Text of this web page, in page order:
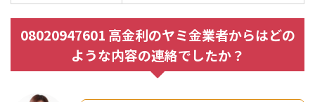
08020947601 高金利のヤミ金業者からはどの
ような内容の連絡でしたか？